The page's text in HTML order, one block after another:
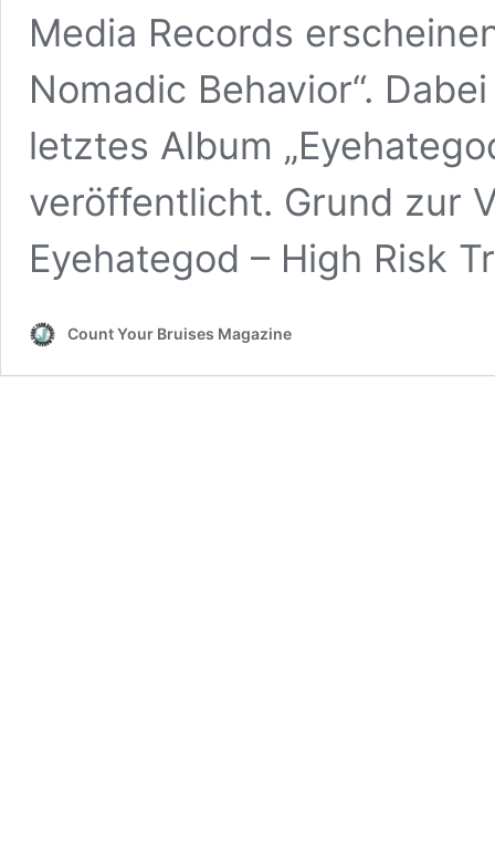
Media Records
Nomadic Behavior“.
letztes Album
veröffentlicht. Grund zur
Eyehategod – High Risk
Count Your Bruises Magazine